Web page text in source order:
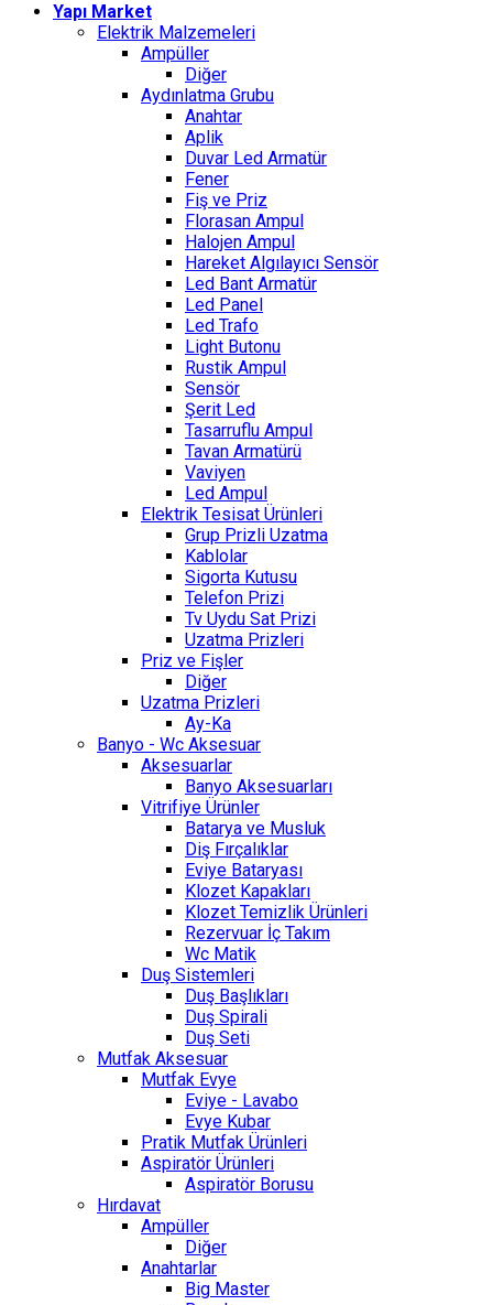
Yapı Market
Elektrik Malzemeleri
Ampüller
Diğer
Aydınlatma Grubu
Anahtar
Aplik
Duvar Led Armatür
Fener
Fiş ve Priz
Florasan Ampul
Halojen Ampul
Hareket Algılayıcı Sensör
Led Bant Armatür
Led Panel
Led Trafo
Light Butonu
Rustik Ampul
Sensör
Şerit Led
Tasarruflu Ampul
Tavan Armatürü
Vaviyen
Led Ampul
Elektrik Tesisat Ürünleri
Grup Prizli Uzatma
Kablolar
Sigorta Kutusu
Telefon Prizi
Tv Uydu Sat Prizi
Uzatma Prizleri
Priz ve Fişler
Diğer
Uzatma Prizleri
Ay-Ka
Banyo - Wc Aksesuar
Aksesuarlar
Banyo Aksesuarları
Vitrifiye Ürünler
Batarya ve Musluk
Diş Fırçalıklar
Eviye Bataryası
Klozet Kapakları
Klozet Temizlik Ürünleri
Rezervuar İç Takım
Wc Matik
Duş Sistemleri
Duş Başlıkları
Duş Spirali
Duş Seti
Mutfak Aksesuar
Mutfak Evye
Eviye - Lavabo
Evye Kubar
Pratik Mutfak Ürünleri
Aspiratör Ürünleri
Aspiratör Borusu
Hırdavat
Ampüller
Diğer
Anahtarlar
Big Master